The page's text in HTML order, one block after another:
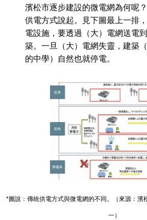
濱松市逐步建設的微電網為何呢
供電方式說起。見下圖最上一排
電設施，要透過（大）電網送電
築。一旦（大）電網失靈，建築
的中學）自然也就停電。
*圖說：傳統供電方式與微電網的不同。（來源：濱
一）